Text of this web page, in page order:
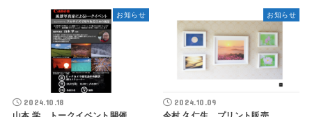
お知らせ
2024.10.18
お知らせ
2024.10.09